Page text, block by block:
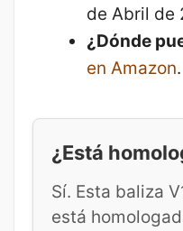
de Abril de
¿Dónde
en Amazon.
¿Está
Sí. Esta baliza
está